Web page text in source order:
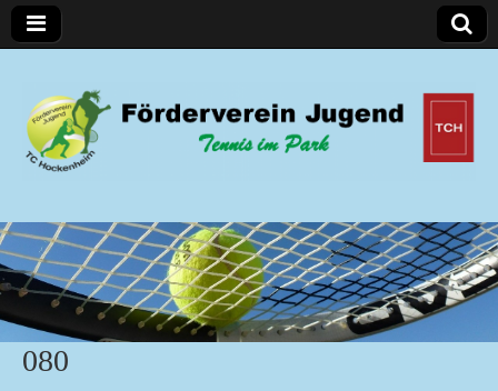
Förderverein Jugend
080